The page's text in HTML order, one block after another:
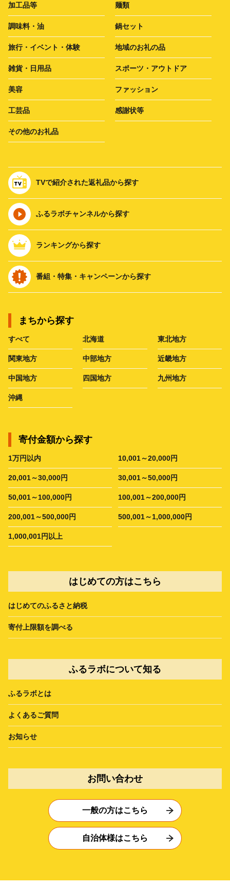
加工品等 麺類
調味料・油 鍋セット
旅行・イベント・体験 地域のお礼の品
雑貨・日用品 スポーツ・アウトドア
美容 ファッション
工芸品 感謝状等
その他のお礼品
TVで紹介された返礼品から探す
ふるラボチャンネルから探す
ランキングから探す
番組・特集・キャンペーンから探す
まちから探す
すべて 北海道 東北地方
関東地方 中部地方 近畿地方
中国地方 四国地方 九州地方
沖縄
寄付金額から探す
1万円以内 10,001～20,000円
20,001～30,000円 30,001～50,000円
50,001～100,000円 100,001～200,000円
200,001～500,000円 500,001～1,000,000円
1,000,001円以上
はじめての方はこちら
はじめてのふるさと納税
寄付上限額を調べる
ふるラボについて知る
ふるラボとは
よくあるご質問
お知らせ
お問い合わせ
一般の方はこちら
自治体様はこちら